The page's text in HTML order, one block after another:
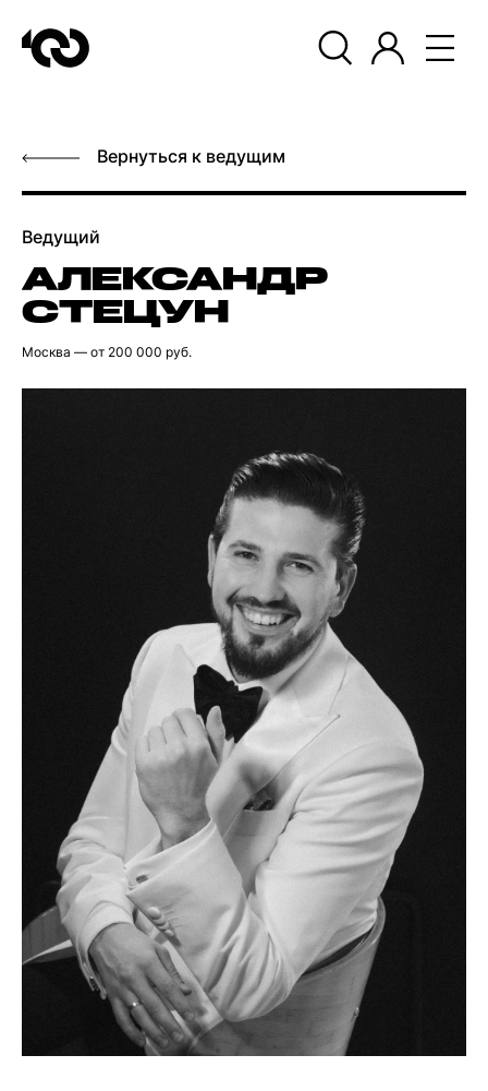
Вернуться к ведущим
Ведущий
АЛЕКСАНДР
СТЕЦУН
Москва — от 200 000 руб.